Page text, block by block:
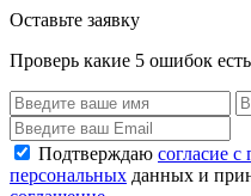
Оставьте заявку
Проверь какие 5 ошибок
Подтверждаю согласие
персональных данных и